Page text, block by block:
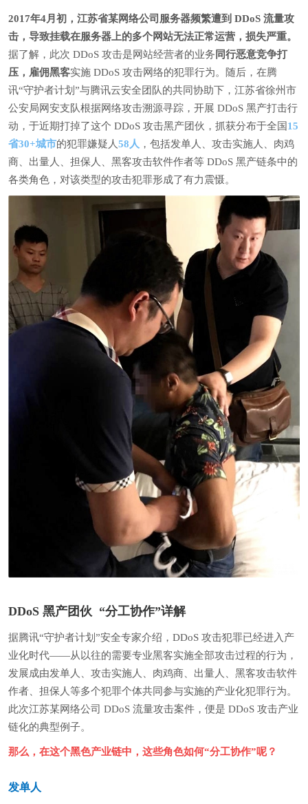
2017年4月初，江苏省某网络公司服务器频繁遭到 DDoS 流量攻
击，导致挂载在服务器上的多个网站无法正常运营，损失严重。
据了解，此次 DDoS 攻击是网站经营者的业务 同行恶意竞争打
压，雇佣黑客实施 DDoS 攻击网络的犯罪行为。随后，在腾
讯“守护者计划”与腾讯云安全团队的共同协助下，江苏省徐州市
公安局网安支队根据网络攻击溯源寻踪，开展 DDoS 黑产打击行
动，于近期打掉了这个 DDoS 攻击黑产团伙，抓获分布于全国15
省30+城市的犯罪嫌疑人58人 ，包括发单人、攻击实施人、肉鸡
商、出量人、担保人、黑客攻击软件作者等 DDoS 黑产链条中的
各类角色，对该类型的攻击犯罪形成了有力震慑。
DDoS 黑产团伙 “分工协作”详解
据腾讯“守护者计划”安全专家介绍，DDoS 攻击犯罪已经进入产
业化时代——从以往的需要专业黑客实施全部攻击过程的行为，
发展成由发单人、攻击实施人、肉鸡商、出量人、黑客攻击软件
作者、担保人等多个犯罪个体共同参与实施的产业化犯罪行为。
此次江苏某网络公司 DDoS 流量攻击案件，便是 DDoS 攻击产业
链化的典型例子。
那么，在这个黑色产业链中，这些角色如何“分工协作”呢？
发单人